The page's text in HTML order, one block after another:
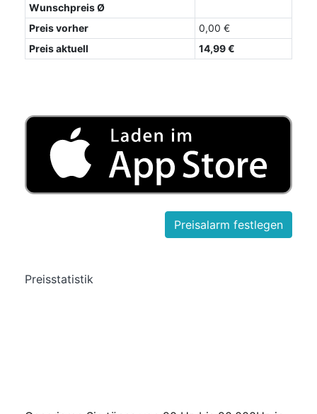
Wunschpreis Ø
Preis vorher
0,00 €
Preis aktuell
14,99 €
Preisstatistik